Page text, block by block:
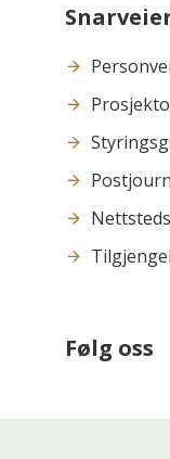
Følg oss